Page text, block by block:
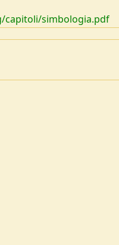
capitoli/simbologia.pdf